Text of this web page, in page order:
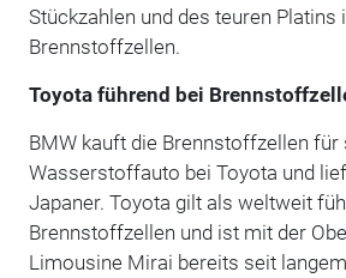
Stückzahlen und des teuren Platins
Brennstoffzellen.
Toyota führend bei
BMW kauft die Brennstoffzellen für
Wasserstoffauto bei Toyota und
Japaner. Toyota gilt als weltweit
Brennstoffzellen und ist mit der
Limousine Mirai bereits seit